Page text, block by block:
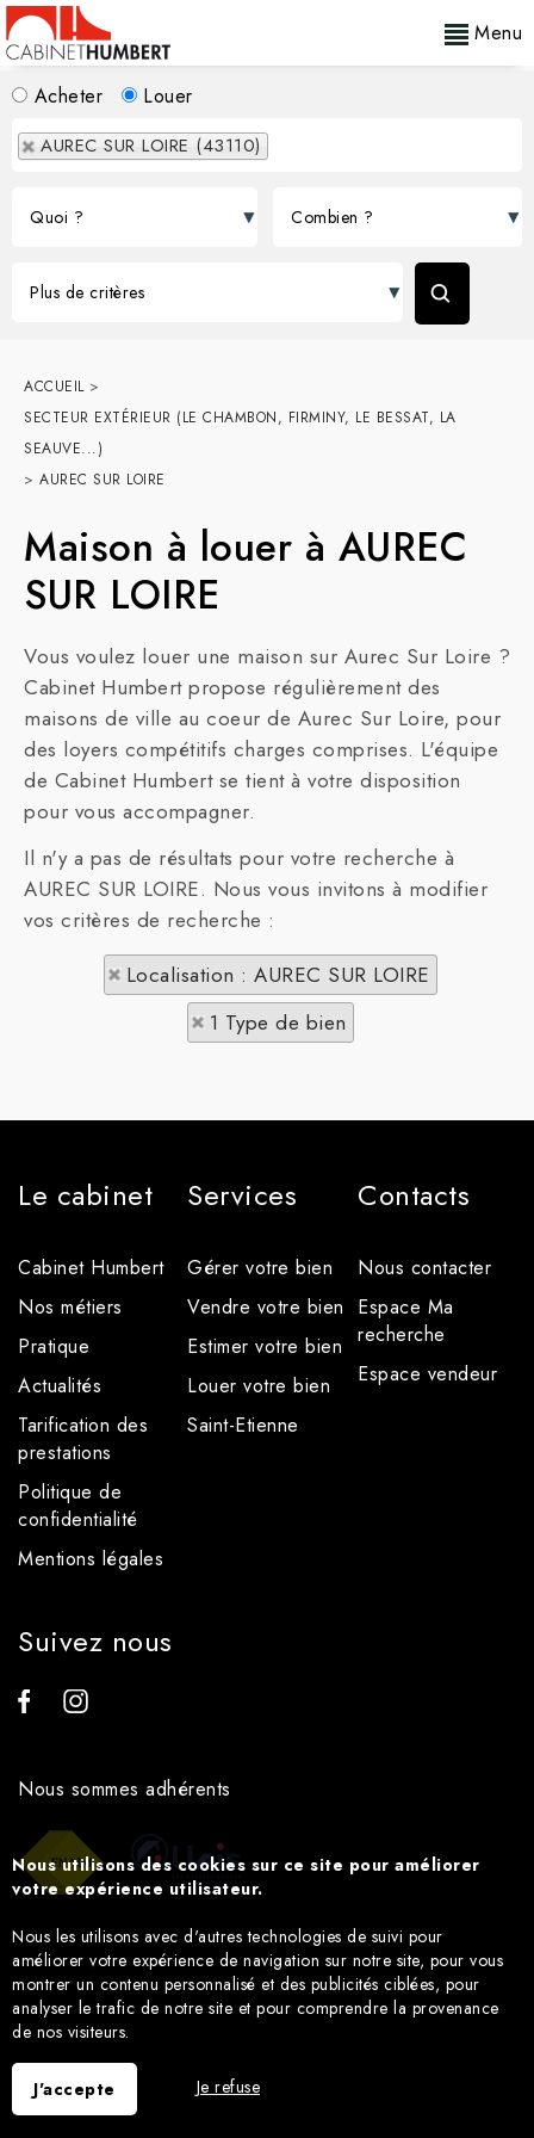
Menu
Acheter Louer
AUREC SUR LOIRE (43110)
ACCUEIL>
SECTEUR EXTÉRIEUR (LE CHAMBON, FIRMINY, LE BESSAT, LA
SEAUVE...)
> AUREC SUR LOIRE
Maison à louer à AUREC
SUR LOIRE
Vous voulez louer une maison sur Aurec Sur Loire ?
Cabinet Humbert propose régulièrement des
maisons de ville au coeur de Aurec Sur Loire, pour
des loyers compétitifs charges comprises. L'équipe
de Cabinet Humbert se tient à votre disposition
pour vous accompagner.
Il n'y a pas de résultats pour votre recherche à
AUREC SUR LOIRE. Nous vous invitons à modifier
vos critères de recherche :
Localisation : AUREC SUR LOIRE
1 Type de bien
Le cabinet
Cabinet Humbert
Nos métiers
Pratique
Actualités
Tarification des
prestations
Politique de
confidentialité
Mentions légales
Services
Gérer votre bien
Vendre votre bien
Estimer votre bien
Louer votre bien
Saint-Etienne
Contacts
Nous contacter
Espace Ma
recherche
Espace vendeur
Suivez nous
Nous sommes adhérents
Nous utilisons des cookies sur ce site pour améliorer
votre expérience utilisateur.
Nous les utilisons avec d'autres technologies de suivi pour
améliorer votre expérience de navigation sur notre site, pour vous
montrer un contenu personnalisé et des publicités ciblées, pour
analyser le trafic de notre site et pour comprendre la provenance
de nos visiteurs.
J'accepte Je refuse